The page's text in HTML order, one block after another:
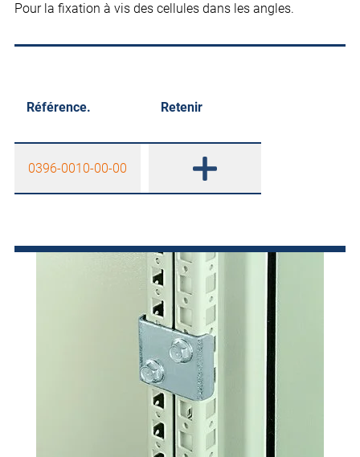
Pour la fixation à vis des cellules dans les angles.
Référence. Retenir
0396-0010-00-00